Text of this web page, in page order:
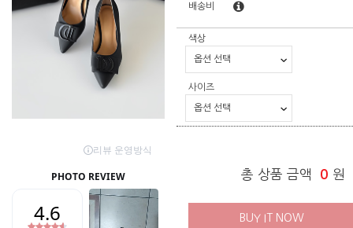
배송비
색상
사이즈
총 상품 금액 0 원
BUY IT NOW